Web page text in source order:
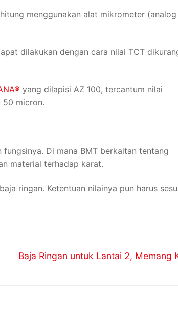
menggunakan alat mikrometer
dilakukan dengan cara nilai TCT
yang dilapisi AZ 100, tercantum nilai
50 micron.
Di mana BMT berkaitan tentang
material terhadap karat.
ringan. Ketentuan nilainya pun harus
Baja Ringan untuk Lantai 2, Memang